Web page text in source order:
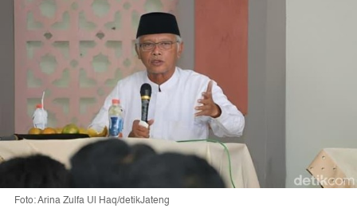
Foto: Arina Zulfa Ul Haq/detikJateng